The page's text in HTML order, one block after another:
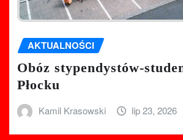
AKTUALNOŚCI
Obóz stypendystów-
Płocku
Kamil Krasowski lip 23, 2026